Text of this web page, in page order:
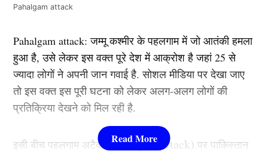
Pahalgam attack
Pahalgam attack: जम्मू कश्मीर के पहलगाम में जो आतंकी हमला
हुआ है, उसे लेकर इस वक्त पूरे देश में आक्रोश है जहां 25 से
ज्यादा लोगों ने अपनी जान गवाई है. सोशल मीडिया पर देखा जाए
तो इस वक्त इस पूरी घटना को लेकर अलग-अलग लोगों की
प्रतिक्रिया देखने को मिल रही है.
इसी बीच पहलगाम अटैक ( Pahalgam attack)पर पाकिस्तान